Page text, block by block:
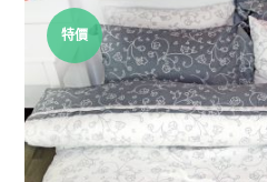
特價